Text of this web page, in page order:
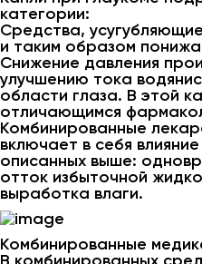
категории:
Средства,
и таким образом
Снижение давления
улучшению тока
области глаза. В этой
отличающимся
Комбинированные
включает в себя
описанных выше:
отток избыточной
выработка влаги.
Комбинированные